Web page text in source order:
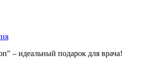
– идеальный подарок для врача!